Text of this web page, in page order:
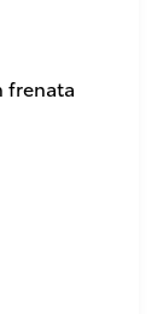
frenata